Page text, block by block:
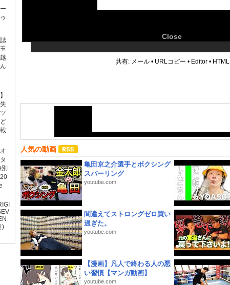
)
Close
共有: メール • URLコピー • Editor • HTML
人気の動画
亀田京之介選手とボクシング
スパーリング
youtube.com
間違えてストロングゼロ買い
過ぎた。
youtube.com
【漫画】凡人で終わる人の悪
い習慣【マンガ動画】
youtube.com